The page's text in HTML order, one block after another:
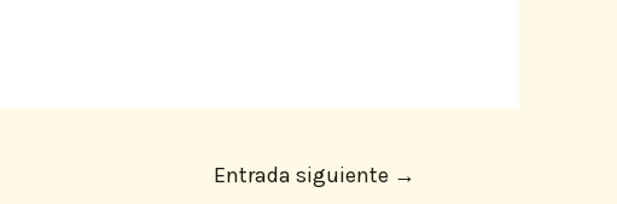
Entrada siguiente →